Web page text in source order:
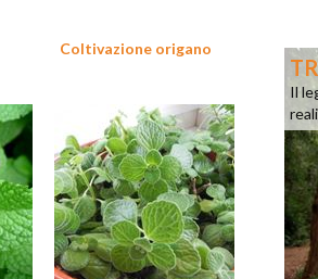
Coltivazione origano
Il